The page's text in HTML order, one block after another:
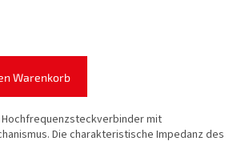
Warenkorb
Hochfrequenzsteckverbinder mit
Die charakteristische Impedanz des